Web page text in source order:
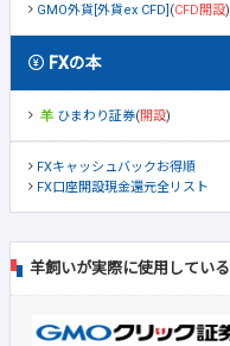
GMO外貨[外貨ex CFD] (CFD開設)
FXの本
ひまわり証券(開設)
FXキャッシュバックお得順
FX口座開設現金還元全リスト
羊飼いが実際に使用してい